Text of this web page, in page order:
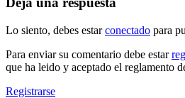
Lo siento, debes estarconectado para
Para enviar su comentario debe estar
que ha leido y aceptado el reglamento
Registrarse